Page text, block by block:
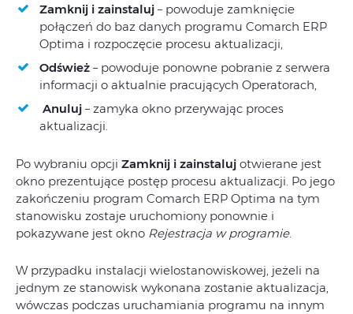
Zamknij i zainstaluj – powoduje zamknięcie
połączeń do baz danych programu Comarch ERP
Optima i rozpoczęcie procesu aktualizacji,
Odśwież – powoduje ponowne pobranie z serwera
informacji o aktualnie pracujących Operatorach,
Anuluj – zamyka okno przerywając proces
aktualizacji.
Po wybraniu opcji Zamknij i zainstaluj otwierane jest
okno prezentujące postęp procesu aktualizacji. Po jego
zakończeniu program Comarch ERP Optima na tym
stanowisku zostaje uruchomiony ponownie i
pokazywane jest okno Rejestracja w programie.
W przypadku instalacji wielostanowiskowej, jeżeli na
jednym ze stanowisk wykonana zostanie aktualizacja,
wówczas podczas uruchamiania programu na innym